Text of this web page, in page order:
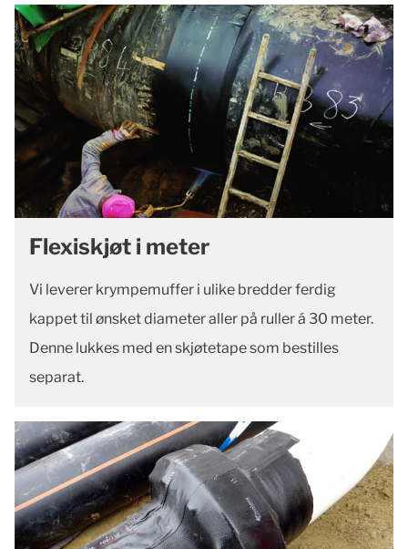
Flexiskjøt i meter
Vi leverer krympemuffer i ulike bredder ferdig
kappet til ønsket diameter aller på ruller á 30 meter.
Denne lukkes med en skjøtetape som bestilles
separat.